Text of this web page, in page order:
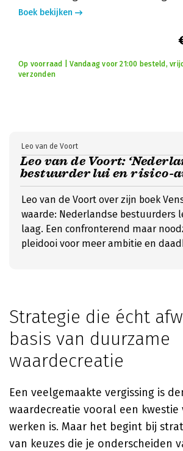
Boek bekijken
Op voorraad | Vandaag voor 21:00 besteld,
verzonden
Leo van de Voort:
bestuurder lui en risico-
Leo van de Voort
Leo van de Voort over zijn boek
waarde: Nederlandse bestuurders
laag. Een confronterend maar
pleidooi voor meer ambitie en
Strategie die écht
basis van duurzame
waardecreatie
Een veelgemaakte vergissing is
waardecreatie vooral een kwestie
werken is. Maar het begint bij
van keuzes die je onderscheiden